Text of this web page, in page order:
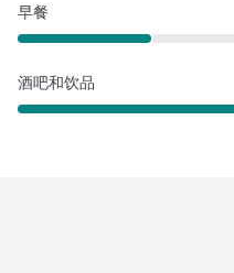
早餐
酒吧和饮品